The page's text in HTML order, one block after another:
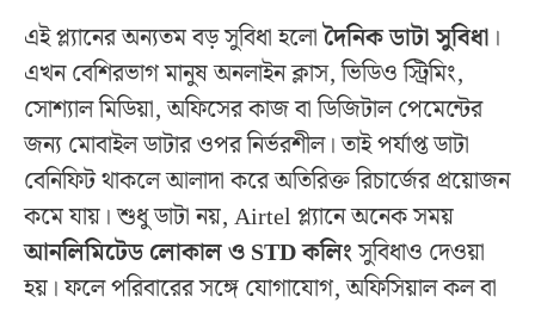
এই প্ল্যানের অন্যতম বড় সুবিধা হলোদৈনিক ডাটা সুবিধা ।
এখন বেশিরভাগ মানুষ অনলাইন ক্লাস, ভিডিও স্ট্রিমিং,
সোশ্যাল মিডিয়া, অফিসের কাজ বা ডিজিটাল পেমেন্টের
জন্য মোবাইল ডাটার ওপর নির্ভরশীল। তাই পর্যাপ্ত ডাটা
বেনিফিট থাকলে আলাদা করে অতিরিক্ত রিচার্জের প্রয়োজন
কমে যায়। শুধু ডাটা নয়, Airtel প্ল্যানে অনেক সময়
আনলিমিটেড লোকাল ও STD কলিংসুবিধাও দেওয়া
হয়। ফলে পরিবারের সঙ্গে যোগাযোগ, অফিসিয়াল কল বা